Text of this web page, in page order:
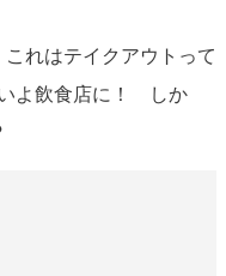
れはテイクアウトって
よ飲食店に！ しか